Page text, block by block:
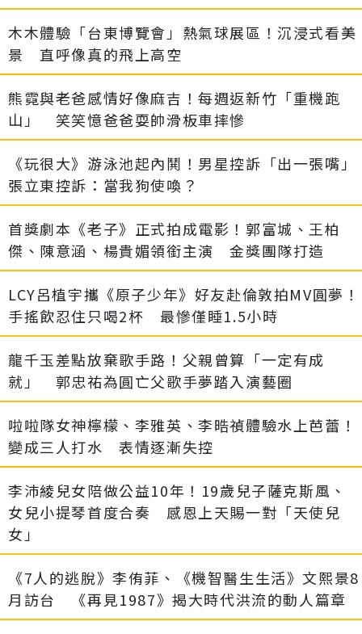
木木體驗「台東博覽會」熱氣球展區！沉浸式看美
景 直呼像真的飛上高空
熊霓與老爸感情好像麻吉！每週返新竹「重機跑
山」 笑笑憶爸爸耍帥滑板車摔慘
《玩很大》游泳池起內鬨！男星控訴「出一張嘴」
張立東控訴：當我狗使喚？
首獎劇本《老子》正式拍成電影！郭富城、王柏
傑、陳意涵、楊貴媚領銜主演 金獎團隊打造
LCY呂植宇攜《原子少年》好友赴倫敦拍MV圓夢！
手搖飲忍住只喝2杯 最慘僅睡1.5小時
龍千玉差點放棄歌手路！父親曾算「一定有成
就」 郭忠祐為圓亡父歌手夢踏入演藝圈
啦啦隊女神檸檬、李雅英、李晧禎體驗水上芭蕾！
變成三人打水 表情逐漸失控
李沛綾兒女陪做公益10年！19歲兒子薩克斯風、
女兒小提琴首度合奏 感恩上天賜一對「天使兒
女」
《7人的逃脫》李侑菲、《機智醫生生活》文熙景8
月訪台 《再見1987》揭大時代洪流的動人篇章